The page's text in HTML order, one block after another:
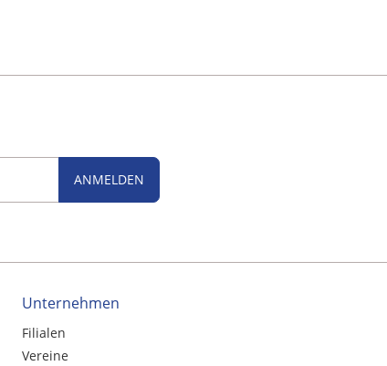
ANMELDEN
Unternehmen
Filialen
Vereine